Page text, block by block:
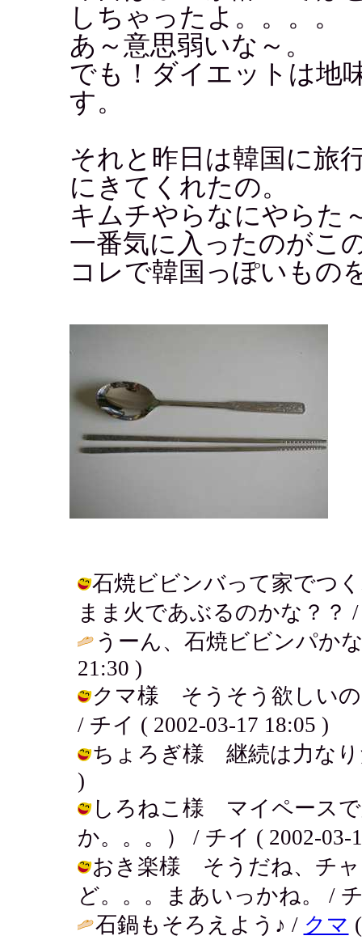
しちゃったよ。。。。
あ～意思弱いな～。
でも！ダイエットは地
す。
それと昨日は韓国に旅
にきてくれたの。
キムチやらなにやらた
一番気に入ったのがこ
コレで韓国っぽいもの
石焼ビビンバって家でつ
まま火であぶるのかな？？
うーん、石焼ビビンパか
21:30 )
クマ様 そうそう欲しいの
/ チイ ( 2002-03-17 18:05 )
ちょろぎ様 継続は力なり
)
しろねこ様 マイペースで
か。。。） / チイ ( 2002-03-
おき楽様 そうだね、チ
ど。。。まあいっかね。 /
石鍋もそろえよう♪ / クマ